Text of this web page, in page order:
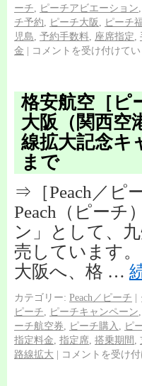
ーチ
ピーチアビエーション
チ予約
ピーチ大阪 ピーチ
児島 予約手数料 座席指定
金 | コメントを受け付けて
格安航空［ピ
大阪（関西空
線拡大記念キ
まで
⇒［Peach／ピ
Peach（ピーチ
ン」として、
売しています
大阪へ、格 …
カテゴリー: Peach／ピーチ |
ピーチ
ピーチキャンペーン
ーチ航空券
ピーチ購入 ピ
指定料金 指定席 搭乗期間
路線拡大 | コメントを受け